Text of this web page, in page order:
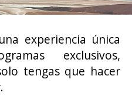
experiencia única
exclusivos,
tengas que hacer